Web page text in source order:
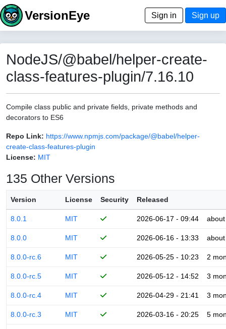
VersionEye Sign in Sign up
NodeJS/@babel/helper-create-
class-features-plugin/7.16.10
Compile class public and private fields, private methods and
decorators to ES6
Repo Link: https://www.npmjs.com/package/@babel/helper-
create-class-features-plugin
License: MIT
135 Other Versions
Version License Security Released
8.0.1 MIT 2026-06-17 - 09:44
8.0.0 MIT 2026-06-16 - 13:33
8.0.0-rc.6 MIT 2026-05-25 - 10:23 2
8.0.0-rc.5 MIT 2026-05-12 - 14:52 3
8.0.0-rc.4 MIT 2026-04-29 - 21:41 3
8.0.0-rc.3 MIT 2026-03-16 - 20:25 5